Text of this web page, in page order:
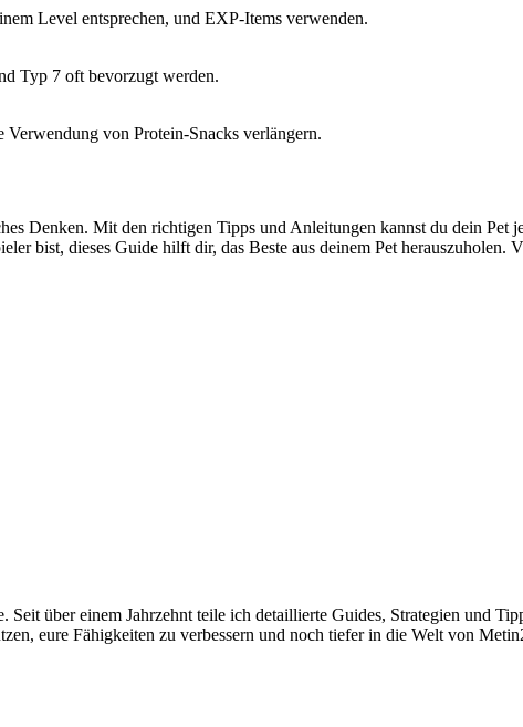
Level entsprechen, und EXP-Items verwenden.
Typ 7 oft bevorzugt werden.
Verwendung von Protein-Snacks verlängern.
Denken. Mit den richtigen Tipps und Anleitungen kannst du dein Pet
bist, dieses Guide hilft dir, das Beste aus deinem Pet herauszuholen.
über einem Jahrzehnt teile ich detaillierte Guides, Strategien und
eure Fähigkeiten zu verbessern und noch tiefer in die Welt von